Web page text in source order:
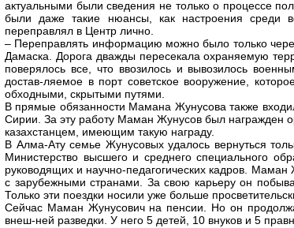
актуальными были сведения не только о процессе
были даже такие нюансы, как настроения среди
переправлял в Центр лично.
– Переправлять информацию можно было только
Дамаска. Дорога дважды пересекала охраняемую
поверялось все, что ввозилось и вывозилось
достав-ляемое в порт советское вооружение,
обходными, скрытыми путями.
В прямые обязанности Мамана Жунусова также
Сирии. За эту работу Маман Жунусов был награжден
казахстанцем, имеющим такую награду.
В Алма-Ату семье Жунусовых удалось вернуться
Министерство высшего и среднего специального
руководящих и научно-педагогических кадров.
с зарубежными странами. За свою карьеру он
Только эти поездки носили уже больше
Сейчас Маман Жунусович на пенсии. Но он
внеш-ней разведки. У него 5 детей, 10 внуков и 5